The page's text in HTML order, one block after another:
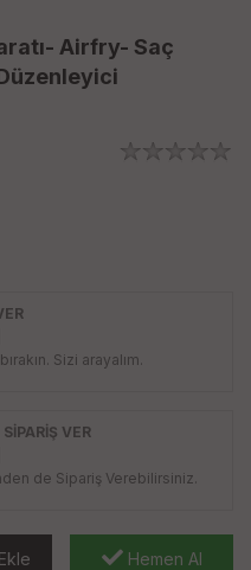
Airfry- Saç
Sizi arayalım.
VER
de Sipariş Verebilirsiniz.
Hemen Al